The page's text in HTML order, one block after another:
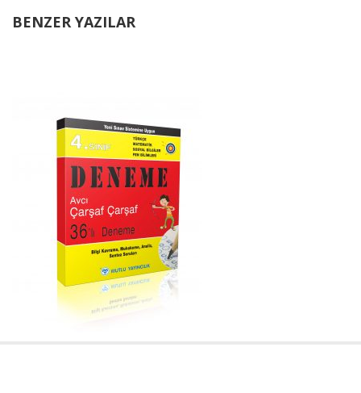
BENZER YAZILAR